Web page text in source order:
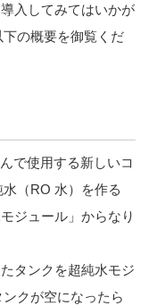
入してみてはいかが
の概要を御覧くだ
で使用する新しいコ
（RO 水）を作る
ジュール」からなり
タンクを超純水モジ
クが空になったら